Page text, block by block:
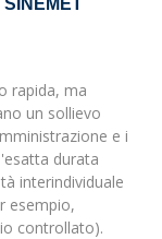
rapida, ma
un sollievo
e i
durata
interindividuale
esempio,
controllato).